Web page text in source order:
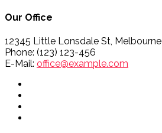
Our Office
12345 Little Lonsdale St, Melbourne
Phone: (123) 123-456
E-Mail: office@example.com